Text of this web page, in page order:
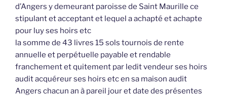
d’Angers y demeurant paroisse de Saint Maurille ce
stipulant et acceptant et lequel a achapté et achapte
pour luy ses hoirs etc
la somme de 43 livres 15 sols tournois de rente
annuelle et perpétuelle payable et rendable
franchement et quitement par ledit vendeur ses hoirs
audit acquéreur ses hoirs etc en sa maison audit
Angers chacun an à pareil jour et date des présentes